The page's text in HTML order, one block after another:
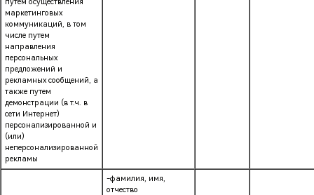
маркетинговых
коммуникаций, в том
числе путем
направления
персональных
предложений и
рекламных сообщений, а
также путем
демонстрации (в т.ч. в
сети Интернет)
персонализированной и
(или)
неперсонализированной
рекламы
-фамилия, имя,
отчество